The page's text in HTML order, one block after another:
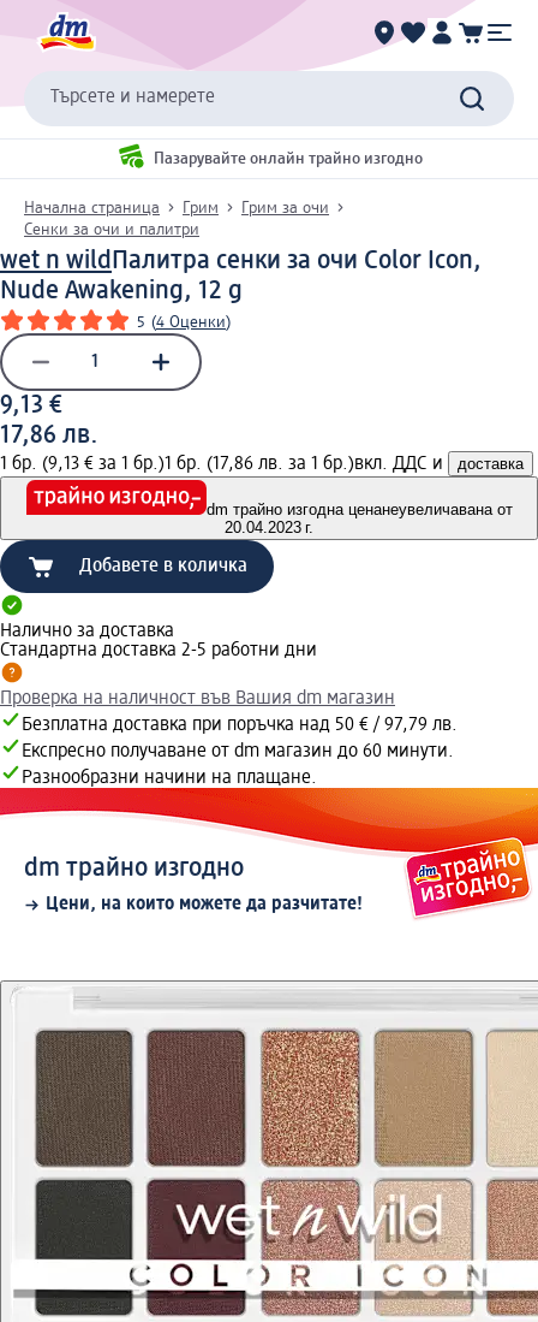
Търсете и намерете
Пазарувайте онлайн трайно изгодно
Начална страница Грим
Грим за очи
Сенки за очи и палитри
wet n wildПалитра сенки за очи Color Icon,
Nude Awakening, 12 g
5 (4 Оценки)
9,13 €
17,86 лв.
1 бр. (9,13 € за 1 бр.)1 бр. (17,86 лв. за 1 бр.)вкл. ДДС и доставка
dm трайно изгодна ценанеувеличавана от
20.04.2023 г.
Добавете в количка
Налично за доставка
Стандартна доставка 2-5 работни дни
Проверка на наличност във Вашия dm магазин
Безплатна доставка при поръчка над 50 € / 97,79 лв.
Експресно получаване от dm магазин до 60 минути.
Разнообразни начини на плащане.
dm трайно изгодно
Цени, на които можете да разчитате!